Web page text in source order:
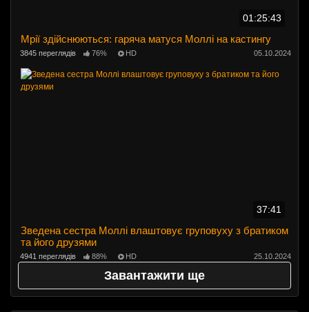
01:25:43
Мрії здійснюються: гаряча матуся Моллі на кастингу
3845 переглядів 76% HD 05.10.2024
37:41
Зведена сестра Моллі влаштовує груповуху з братиком
та його друзями
4941 переглядів 88% HD 25.10.2024
Завантажити ще